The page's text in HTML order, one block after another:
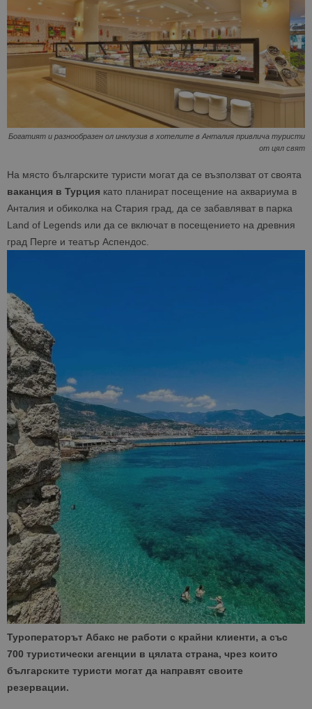
Богатият и разнообразен ол инклузив в хотелите в Анталия привлича туристи
от цял свят
На място българските туристи могат да се възползват от своята
ваканция в Турция като планират посещение на аквариума в
Анталия и обиколка на Стария град, да се забавляват в парка
Land of Legends или да се включат в посещението на древния
град Перге и театър Аспендос.
Туроператорът Абакс не работи с крайни клиенти, а със
700 туристически агенции в цялата страна, чрез които
българските туристи могат да направят своите
резервации.